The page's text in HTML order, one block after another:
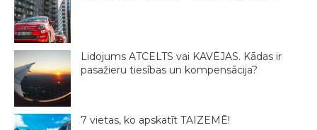
Lidojums ATCELTS vai KAVĒJAS. Kādas ir
pasažieru tiesības un kompensācija?
7 vietas, ko apskatīt TAIZEMĒ!